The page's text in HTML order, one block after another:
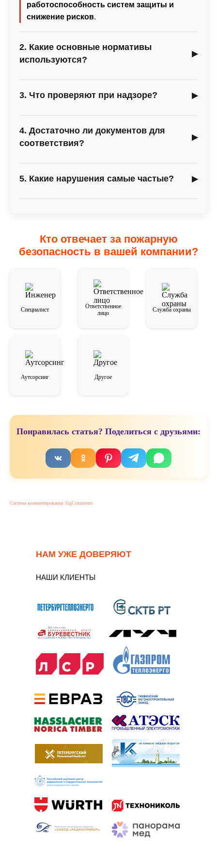
работоспособность систем защиты и
снижение рисков.
2. Какие основные нормативы
используются?
3. Что проверяют при надзоре?
4. Достаточно ли документов для
соответствия?
5. Какие нарушения самые частые?
Кто отвечает за пожарную
безопасность в вашей компании?
Специалист️
Ответственное
лицо
Служба охраны️
Аутсорсинг Другое
Понравилась статья? Поделиться с друзьями:
Система комментирования SigComments
НАМ УЖЕ ДОВЕРЯЮТ
НАШИ КЛИЕНТЫ